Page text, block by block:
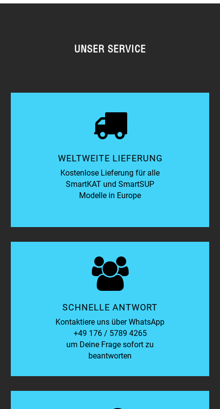
UNSER SERVICE
WELTWEITE LIEFERUNG
Kostenlose Lieferung für alle
SmartKAT und SmartSUP
Modelle in Europe
SCHNELLE ANTWORT
Kontaktiere uns über WhatsApp
+49 176 / 5789 4265
um Deine Frage sofort zu
beantworten